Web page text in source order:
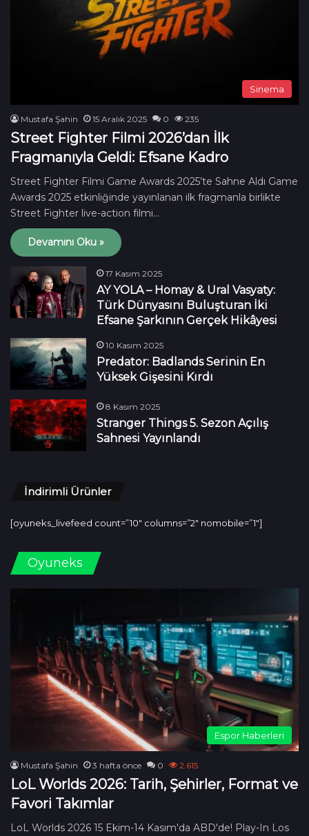
Sinema
Mustafa Şahin 15 Aralık 2025 0 235
Street Fighter Filmi 2026’dan İlk
Fragmanıyla Geldi: Efsane Kadro
Street Fighter Filmi Game Awards 2025’te Sahne Aldı Game
Awards 2025 etkinliğinde yayınlanan ilk fragmanla birlikte
Street Fighter live-action filmi…
Devamını Oku »
17 Kasım 2025
AY YOLA – Homay & Ural Vasyaty:
Türk Dünyasını Buluşturan İki
Efsane Şarkının Gerçek Hikâyesi
10 Kasım 2025
Predator: Badlands Serinin En
Yüksek Gişesini Kırdı
8 Kasım 2025
Stranger Things 5. Sezon Açılış
Sahnesi Yayınlandı
İndirimli Ürünler
[oyuneks_livefeed count=”10″ columns=”2″ nomobile=”1″]
Oyuneks
Espor Haberleri
Mustafa Şahin 3 hafta önce 0 2.615
LoL Worlds 2026: Tarih, Şehirler, Format ve
Favori Takımlar
LoL Worlds 2026 15 Ekim-14 Kasım'da ABD'de! Play-In Los